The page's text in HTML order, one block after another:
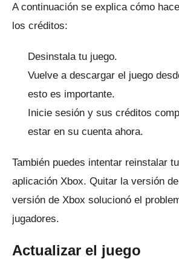
A continuación se explica cómo
los créditos:
Desinstala tu juego.
Vuelve a descargar el juego
esto es importante.
Inicie sesión y sus créditos
estar en su cuenta ahora.
También puedes intentar reinstalar
aplicación Xbox. Quitar la versión
versión de Xbox solucionó el
jugadores.
Actualizar el juego